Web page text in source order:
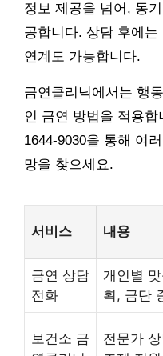
정보 제공을 넘어, 동
공합니다. 상담 후에
연계도 가능합니다.
금연클리닉에서는 행
인 금연 방법을 적용
1644-9030을 통해 여
망을 찾으세요.
서비스 내용
금연 상담
전화
개인별
획, 금단
보건소 금
전문가